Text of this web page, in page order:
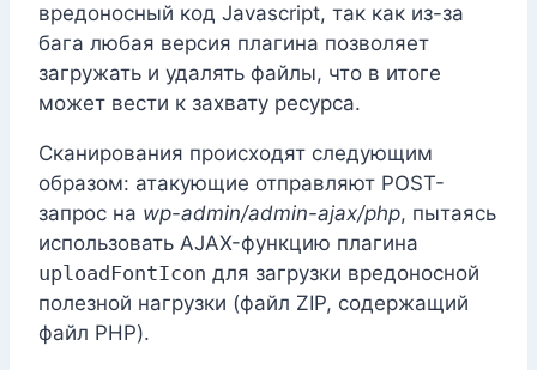
вредоносный код Javascript, так как из-за
бага любая версия плагина позволяет
загружать и удалять файлы, что в итоге
может вести к захвату ресурса.
Сканирования происходят следующим
образом: атакующие отправляют POST-
запрос на wp-admin/admin-ajax/php, пытаясь
использовать AJAX-функцию плагина
uploadFontIcon для загрузки вредоносной
полезной нагрузки (файл ZIP, содержащий
файл PHP).